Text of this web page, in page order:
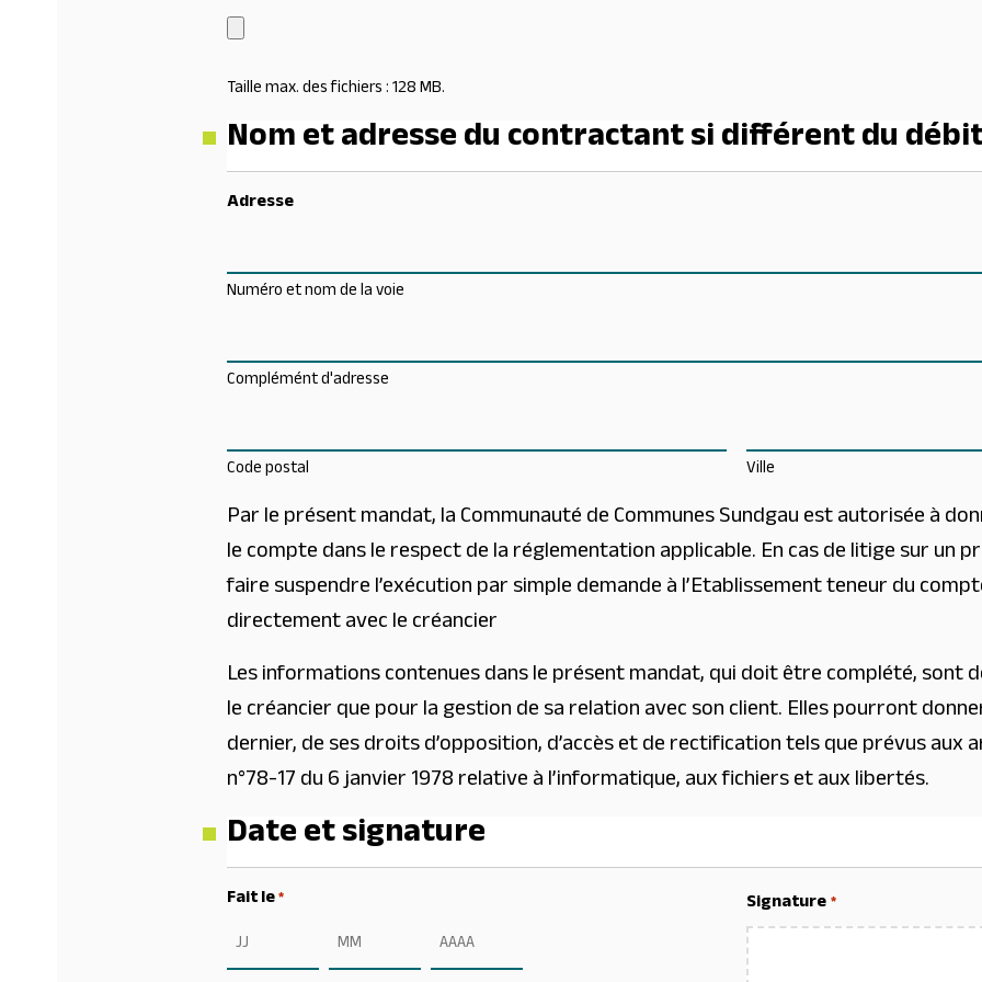
Taille max. des fichiers : 128 MB.
Nom et adresse du contractant si différent du
Adresse
Numéro et nom de la voie
Complémént d'adresse
Code postal Ville
Par le présent mandat, la Communauté de Communes Sundgau est autorisée à
le compte dans le respect de la réglementation applicable. En cas de litige sur un
faire suspendre l’exécution par simple demande à l’Etablissement teneur du
directement avec le créancier
Les informations contenues dans le présent mandat, qui doit être complété, sont
le créancier que pour la gestion de sa relation avec son client. Elles pourront
dernier, de ses droits d’opposition, d’accès et de rectification tels que prévus aux
n°78-17 du 6 janvier 1978 relative à l’informatique, aux fichiers et aux libertés.
Date et signature
Fait le*
Jour Mois Année
Signature*